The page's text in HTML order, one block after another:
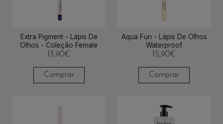
Extra Pigment - Lápis De
Olhos - Coleção Female
13,90€
Comprar
Aqua Fun - Lápis De Olhos
Waterproof
15,90€
Comprar